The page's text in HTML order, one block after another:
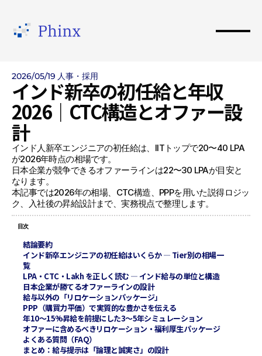
2026/05/19 人事・採用
インド新卒の初任給と年収
2026｜CTC構造とオファー設
計
インド人新卒エンジニアの初任給は、IITトップで20〜40 LPA
が2026年時点の相場です。
日本企業が競争できるオファーラインは22〜30 LPAが目安と
なります。
本記事では2026年の相場、CTC構造、PPPを用いた説得ロジッ
ク、入社後の昇給設計まで、実務視点で整理します。
目次
結論要約
インド新卒エンジニアの初任給はいくらか — Tier別の相場一
覧
LPA・CTC・Lakh を正しく読む — インド給与の単位と構造
日本企業が勝てるオファーラインの設計
給与以外の「リロケーションパッケージ」
PPP（購買力平価）で実質的な豊かさを伝える
年10〜15%昇給を前提にした3〜5年シミュレーション
オファーに含めるべきリロケーション・福利厚生パッケージ
よくある質問（FAQ）
まとめ：給与提示は「論理と誠実さ」の設計